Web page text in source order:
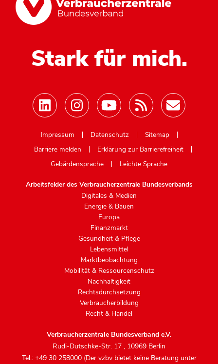
Stark für mich.
Impressum
Datenschutz
Sitemap
Barriere melden
Erklärung zur Barrierefreiheit
Gebärdensprache
Leichte Sprache
Arbeitsfelder des Verbraucherzentrale Bundesverbands
Digitales & Medien
Energie & Bauen
Europa
Finanzmarkt
Gesundheit & Pflege
Lebensmittel
Marktbeobachtung
Mobilität & Ressourcenschutz
Nachhaltigkeit
Rechtsdurchsetzung
Verbraucherbildung
Recht & Handel
Verbraucherzentrale Bundesverband e.V.
Rudi-Dutschke-Str. 17 , 10969 Berlin
Tel.: +49 30 258000 (Der vzbv bietet keine Beratung unter